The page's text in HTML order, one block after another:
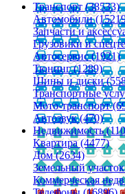
Транспорт (38533)
Автомобили
Запчасти и
Грузовики и
Автосервис (1921)
Тюнинг (1289)
Шины и диски
Транспортные
Мото-транспорт
Автозвук (470)
Недвижимость
Квартира (4477)
Дом (2634)
Земельный
Коммерческая